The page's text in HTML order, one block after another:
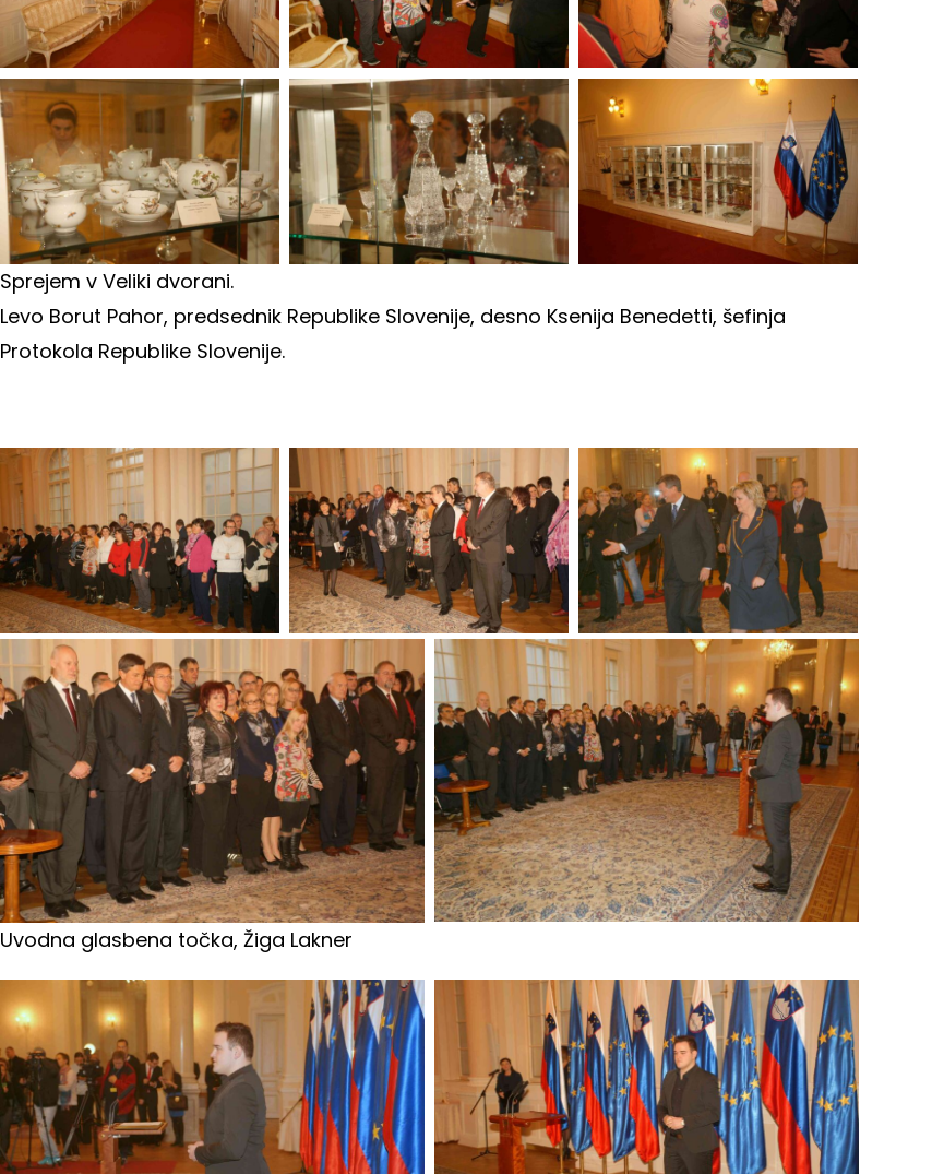
Sprejem v Veliki dvorani.
Levo Borut Pahor, predsednik Republike Slovenije, desno Ksenija Benedetti, šefinja
Protokola Republike Slovenije.
Uvodna glasbena točka, Žiga Lakner